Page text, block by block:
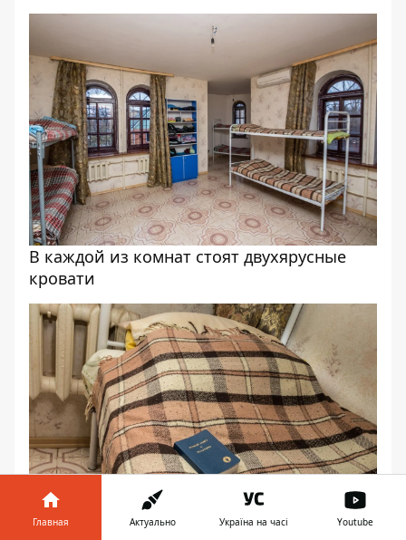
В каждой из комнат стоят двухярусные
кровати
Главная Актуально Україна на часі Youtube